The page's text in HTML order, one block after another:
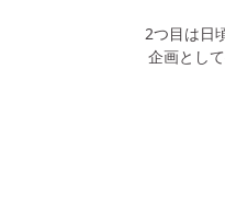
2つ目は日
企画とし